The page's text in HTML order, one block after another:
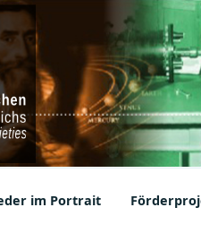
Societies
im Portrait